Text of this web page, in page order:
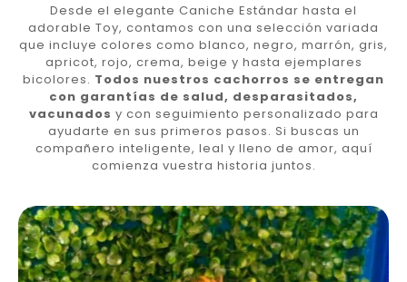
Desde el elegante Caniche Estándar hasta el
adorable Toy, contamos con una selección variada
que incluye colores como blanco, negro, marrón, gris,
apricot, rojo, crema, beige y hasta ejemplares
bicolores. Todos nuestros cachorros se entregan
con garantías de salud, desparasitados,
vacunados y con seguimiento personalizado para
ayudarte en sus primeros pasos. Si buscas un
compañero inteligente, leal y lleno de amor, aquí
comienza vuestra historia juntos.